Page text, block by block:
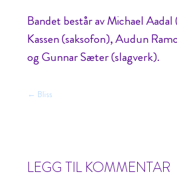
Bandet består av Michael
Kassen (saksofon), Audun
og Gunnar Sæter (slagverk).
← Bliss
LEGG TIL KOMMENTAR